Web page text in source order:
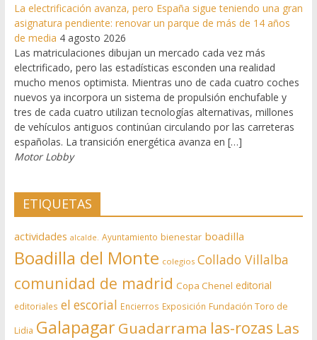
La electrificación avanza, pero España sigue teniendo una gran
asignatura pendiente: renovar un parque de más de 14 años
de media 4 agosto 2026
Las matriculaciones dibujan un mercado cada vez más
electrificado, pero las estadísticas esconden una realidad
mucho menos optimista. Mientras uno de cada cuatro coches
nuevos ya incorpora un sistema de propulsión enchufable y
tres de cada cuatro utilizan tecnologías alternativas, millones
de vehículos antiguos continúan circulando por las carreteras
españolas. La transición energética avanza en […]
Motor Lobby
ETIQUETAS
actividades alcalde. Ayuntamiento bienestar boadilla
Boadilla del Monte colegios Collado Villalba
comunidad de madrid Copa Chenel editorial
editoriales el escorial Encierros Exposición Fundación Toro de
Lidia Galapagar Guadarrama las-rozas Las